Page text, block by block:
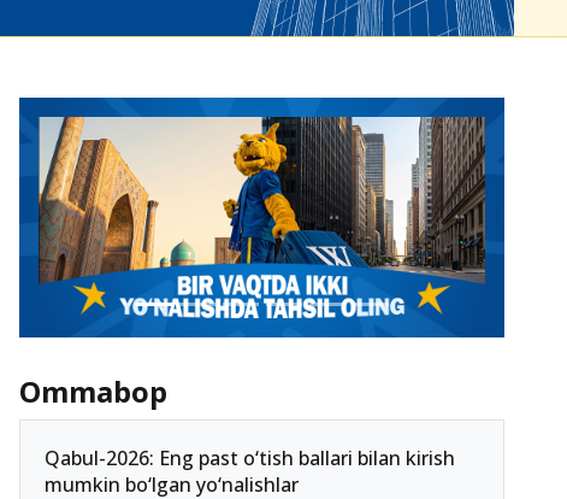
Ommabop
Qabul-2026: Eng past o‘tish ballari bilan kirish
mumkin bo‘lgan yo‘nalishlar